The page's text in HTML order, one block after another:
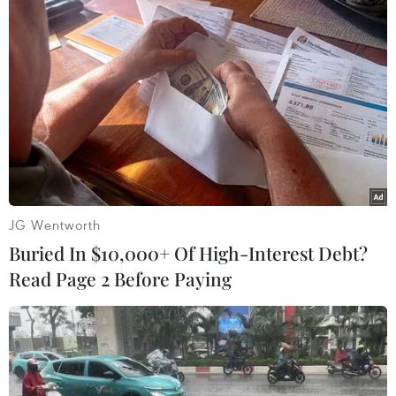
Chí Minh, tăng cường kỷ luật, kỷ cương xây
dựng đội ngũ cán bộ, công chức, viên chức đáp
ứng yêu cầu xây dựng và phát triển thành phố
Đà Nẵng trong tình hình mới”…
Nhân dịp này, thành phố Đà Nẵng tuyên dương,
khen thưởng tám tập thể, sáu cá nhân có thành
tích xuất sắc trong thực hiện Chỉ thị 05 trên địa
bàn thành phố giai đoạn 2016-2019./.
(TTXVN/Vietnam+)
JG Wentworth
Buried In $10,000+ Of High-Interest Debt?
Read Page 2 Before Paying